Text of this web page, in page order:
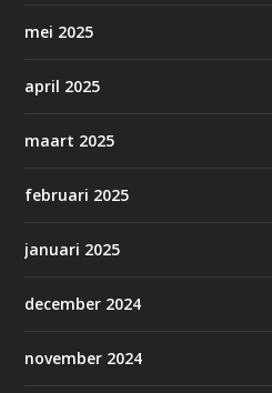
mei 2025
april 2025
maart 2025
februari 2025
januari 2025
december 2024
november 2024